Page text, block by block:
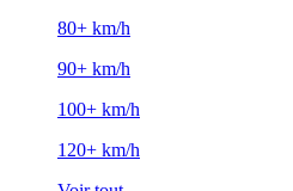
80+ km/h
90+ km/h
100+ km/h
120+ km/h